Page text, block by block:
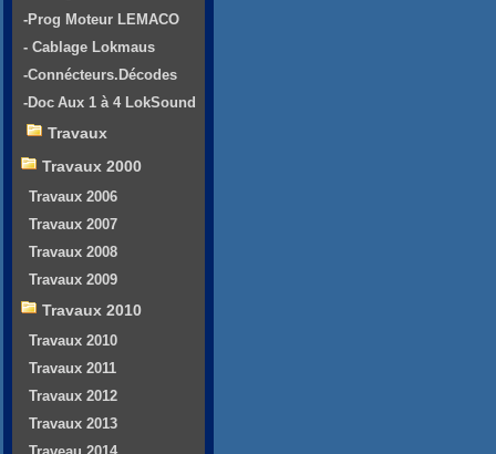
-Prog Moteur LEMACO
- Cablage Lokmaus
-Connécteurs.Décodes
-Doc Aux 1 à 4 LokSound
Travaux
Travaux 2000
Travaux 2006
Travaux 2007
Travaux 2008
Travaux 2009
Travaux 2010
Travaux 2010
Travaux 2011
Travaux 2012
Travaux 2013